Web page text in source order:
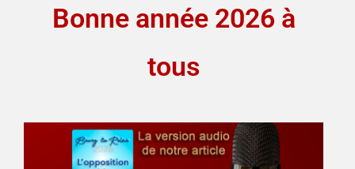
Bonne année 2026 à
tous